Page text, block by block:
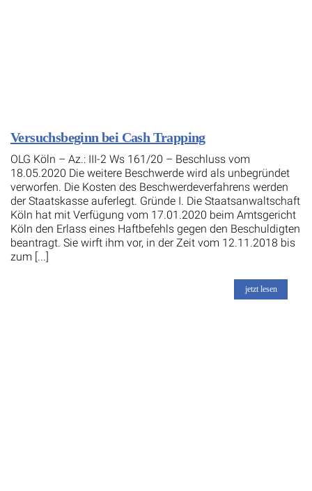
Versuchsbeginn bei Cash Trapping
OLG Köln – Az.: III-2 Ws 161/20 – Beschluss vom
18.05.2020 Die weitere Beschwerde wird als unbegründet
verworfen. Die Kosten des Beschwerdeverfahrens werden
der Staatskasse auferlegt. Gründe I. Die Staatsanwaltschaft
Köln hat mit Verfügung vom 17.01.2020 beim Amtsgericht
Köln den Erlass eines Haftbefehls gegen den Beschuldigten
beantragt. Sie wirft ihm vor, in der Zeit vom 12.11.2018 bis
zum [...]
jetzt lesen